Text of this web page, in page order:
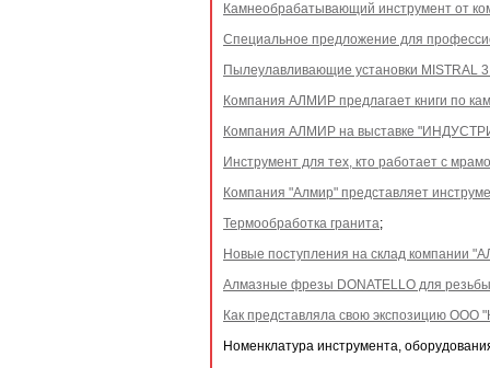
Камнеобрабатывающий инструмент от
Специальное предложение для
Пылеулавливающие установки MISTRAL
Компания АЛМИР предлагает книги по
Компания АЛМИР на выставке
Инструмент для тех, кто работает с
Компания "Алмир" представляет
Термообработка гранита;
Новые поступления на склад компании
Алмазные фрезы DONATELLO для
Как представляла свою экспозицию ООО
Номенклатура инструмента,